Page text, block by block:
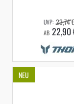
AB 22,90
23,74
NEU